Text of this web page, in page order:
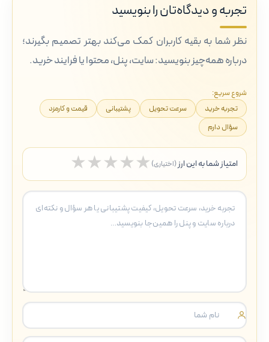
تجربه و دیدگاه‌تان را بنویسید
نظر شما به بقیه کاربران کمک می‌کند بهتر تصمیم بگیرند؛
درباره همه‌چیز بنویسید: سایت، پنل، محتوا یا فرایند خرید.
شروع سریع:
تجربه خرید
سرعت تحویل پشتیبانی
قیمت و کارمزد
سؤال دارم
امتیاز شما به این ارز(اختیاری) ★
5 ستاره
★
4 ستاره
★
3 ستاره
★
2 ستاره
★
1 ستاره